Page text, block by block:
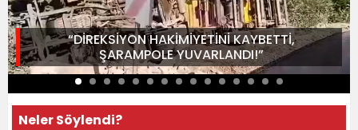
“DİREKSİYON HAKİMİYETİNİ KAYBETTİ,
ŞARAMPOLE YUVARLANDI!”
Neler Söylendi?